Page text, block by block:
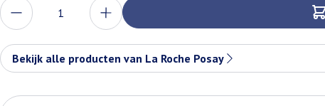
Aantal
Bekijk alle producten van La Roche Posay